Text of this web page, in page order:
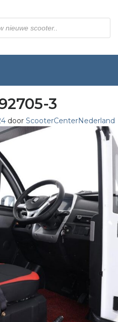
3
door ScooterCenterNederland